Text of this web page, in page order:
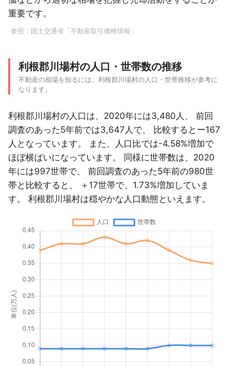
重要です。
参照： 国土交通省「不動産取引価格情報」
利根郡川場村の人口・世帯数の推移
不動産の相場を知るには、利根郡川場村の人口・世帯推移が参考に
なります。
利根郡川場村の人口は、2020年には3,480人、 前回
調査のあった5年前では3,647人で、 比較するとー167
人となっています。 また、人口比では-4.58%増加で
ほぼ横ばいになっています。 同様に世帯数は、2020
年には997世帯で、 前回調査のあった5年前の980世
帯と比較すると、 ＋17世帯で、1.73%増加していま
す。 利根郡川場村は穏やかな人口動態といえます。